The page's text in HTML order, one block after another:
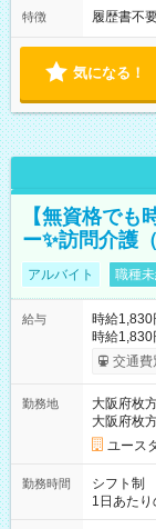
特徴 履歴書不
気になる！
【無資格でも
ー✨訪問介護
アルバイト 職種
給与
時給1,830
時給1,830
考慮して決定します 【収入例
間×4回=5万8,560円 週3回勤
月 ※ 雇用
用形態：
交通費
勤務地
大阪府枚
大阪府枚
ユース
勤務時間
シフト制
1日あた
00 ※週1日～OK ／ 夜勤専従 ＊＊ 勤務時間例 ＊＊ ■22時か